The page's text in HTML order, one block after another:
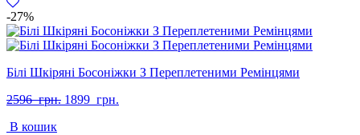
-27%
Білі Шкіряні Босоніжки З Переплетеними Ремінцями
2596 грн. Оригінальна
1899 грн.
В кошик